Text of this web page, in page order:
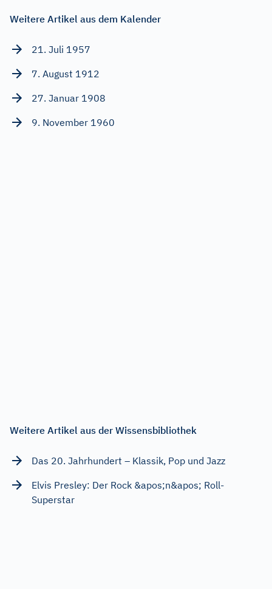
Weitere Artikel aus dem Kalender
21. Juli 1957
7. August 1912
27. Januar 1908
9. November 1960
Weitere Artikel aus der Wissensbibliothek
Das 20. Jahrhundert – Klassik, Pop und Jazz
Elvis Presley: Der Rock &apos;n&apos; Roll-
Superstar